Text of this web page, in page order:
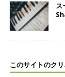
このサイトのク